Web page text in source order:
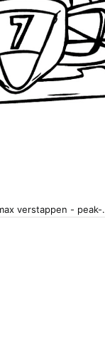
verstappen - peak-.